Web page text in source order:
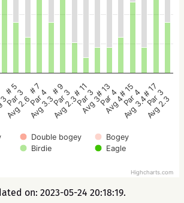
Double bogey
Bogey
Birdie
Eagle
# 5
Par 3
Avg 2.6
# 7
Par 4
Avg 3.3
# 9
Par 3
Avg 2.3
# 11
Par 3
Avg 3
# 13
Par 4
Avg 4
# 15
Par 4
Avg 3.4
# 17
Par 3
Avg 2.3
Highcharts.com
on: 2023-05-24 20:18:19.